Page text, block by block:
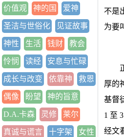
价值观 神的国 爱神
圣洁与世俗化 见证故事
神性 生活 钱财 教会
怜悯 读经 安息与忙碌
成长与改变 依靠神 救恩
偶像 盼望 神的旨意
D.A.卡森 灵修 莱尔
真诚与谎言 十字架 女性
不是
为要
厚的
基督
1 至
经文